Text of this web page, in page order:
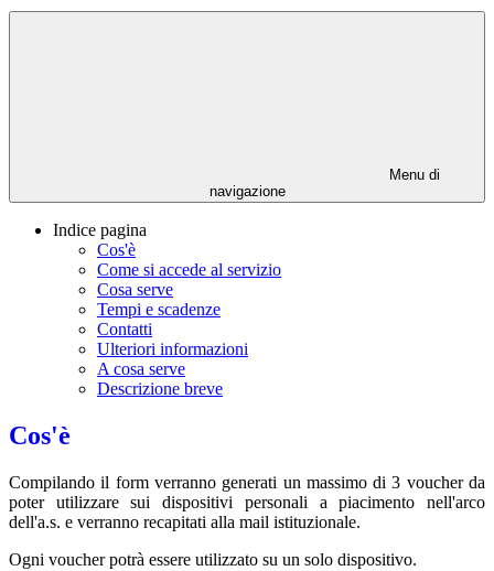
Menu di
navigazione
Indice pagina
Cos'è
Come si accede al servizio
Cosa serve
Tempi e scadenze
Contatti
Ulteriori informazioni
A cosa serve
Descrizione breve
Cos'è
Compilando il form verranno generati un massimo di 3 voucher da
poter utilizzare sui dispositivi personali a piacimento nell'arco
dell'a.s. e verranno recapitati alla mail istituzionale.
Ogni voucher potrà essere utilizzato su un solo dispositivo.